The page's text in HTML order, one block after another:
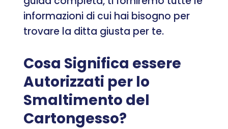
informazioni di cui hai bisogno per
trovare la ditta giusta per te.
Cosa Significa essere
Autorizzati per lo
Smaltimento del
Cartongesso?